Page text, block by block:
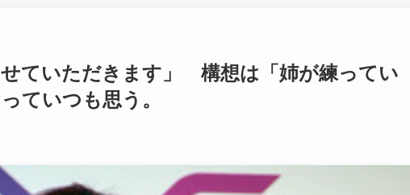
せていただきます」 構想は「姉が練ってい
ていつも思う。